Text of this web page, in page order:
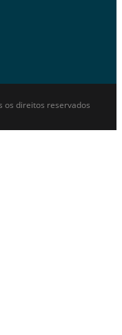
os direitos reservados